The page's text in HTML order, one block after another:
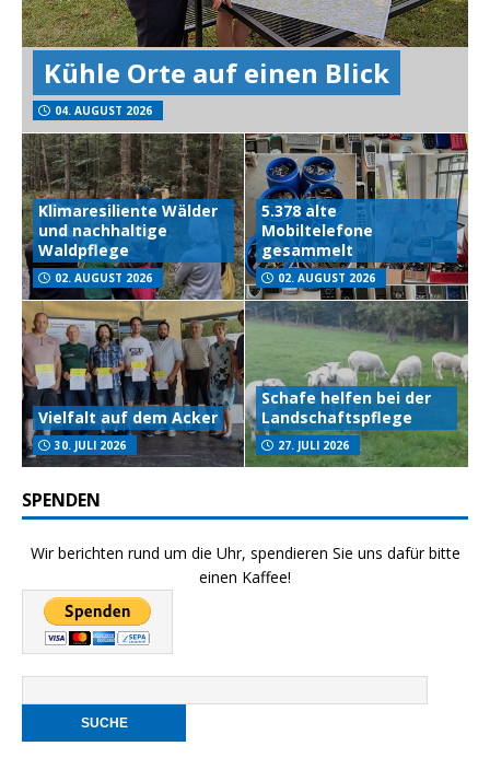
Kühle Orte auf einen Blick
04. AUGUST 2026
Klimaresiliente Wälder
und nachhaltige
Waldpflege
02. AUGUST 2026
5.378 alte
Mobiltelefone
gesammelt
02. AUGUST 2026
Vielfalt auf dem Acker
30. JULI 2026
Schafe helfen bei der
Landschaftspflege
27. JULI 2026
SPENDEN
Wir berichten rund um die Uhr, spendieren Sie uns dafür bitte
einen Kaffee!